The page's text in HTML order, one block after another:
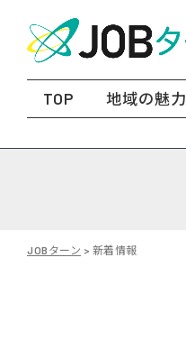
TOP 地域の魅力
JOBターン > 新着情報